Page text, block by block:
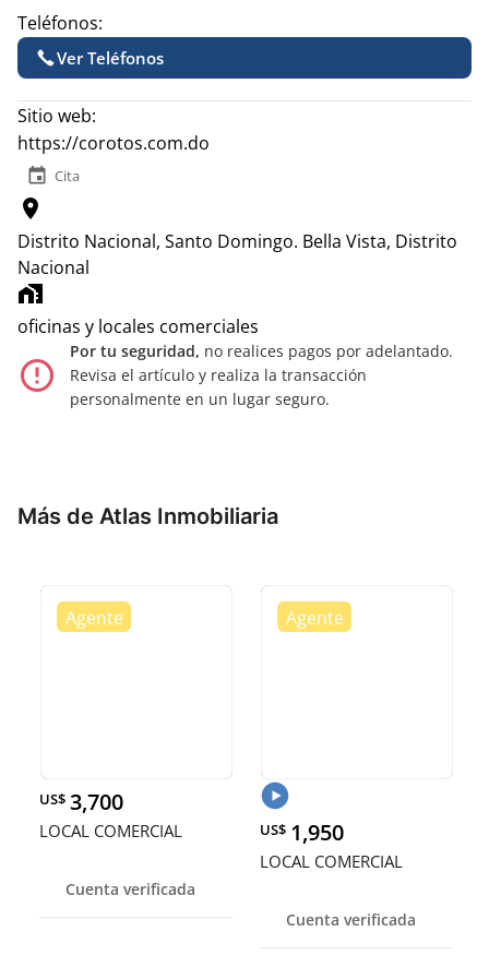
Teléfonos:
Ver Teléfonos
Sitio web:
https://corotos.com.do
event Cita
location_on
Distrito Nacional, Santo Domingo. Bella Vista, Distrito
Nacional
home_work
oficinas y locales comerciales
error_outline
Por tu seguridad, no realices pagos por adelantado.
Revisa el artículo y realiza la transacción
personalmente en un lugar seguro.
Más de Atlas Inmobiliaria
US$ 3,700
LOCAL COMERCIAL
Cuenta verificada
US$ 1,950
LOCAL COMERCIAL
Cuenta verificada